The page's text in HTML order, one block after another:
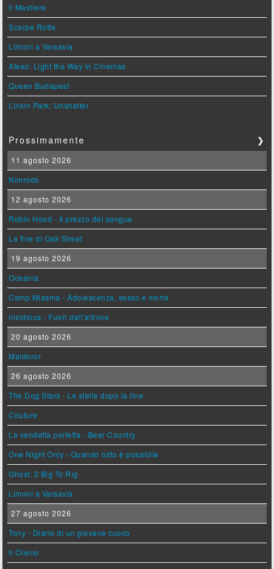
Il Mestiere
Scarpe Rotte
Limoni a Varsavia
Ateez: Light the Way in Cinemas
Queen Budapest
Linkin Park: Unshatter
Prossimamente ❯
11 agosto 2026
Nimrods
12 agosto 2026
Robin Hood - Il prezzo del sangue
La fine di Oak Street
19 agosto 2026
Oceania
Camp Miasma - Adolescenza, sesso e morte
Insidious - Fuori dall'altrove
20 agosto 2026
Maldoror
26 agosto 2026
The Dog Stars - Le stelle dopo la fine
Couture
La vendetta perfetta - Bear Country
One Night Only - Quando tutto è possibile
Ghost: 2 Big To Rig
Limoni a Varsavia
27 agosto 2026
Tony - Diario di un giovane cuoco
Il Cileno